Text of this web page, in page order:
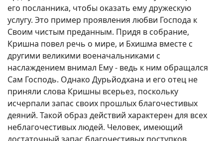
его посланника, чтобы оказать ему дружескую
услугу. Это пример проявления любви Господа к
Своим чистым преданным. Придя в собрание,
Кришна повел речь о мире, и Бхишма вместе с
другими великими военачальниками с
наслаждением внимал Ему - ведь к ним обращался
Сам Господь. Однако Дурьйодхана и его отец не
приняли слова Кришны всерьез, поскольку
исчерпали запас своих прошлых благочестивых
деяний. Такой образ действий характерен для всех
неблагочестивых людей. Человек, имеющий